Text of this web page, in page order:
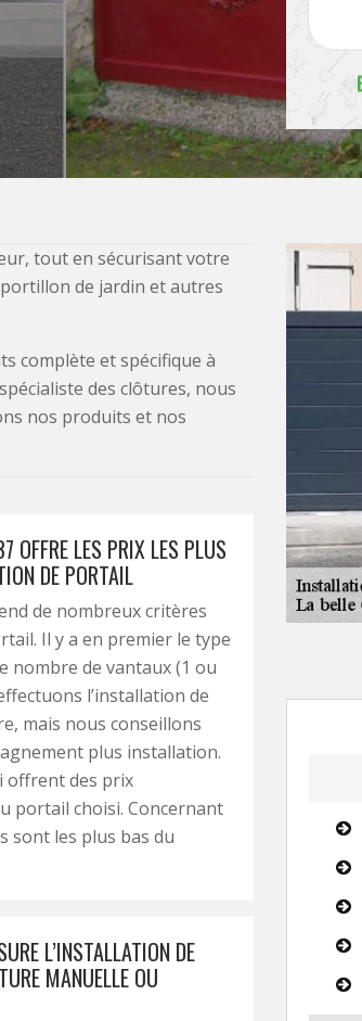
tout en sécurisant votre
de jardin et autres
complète et spécifique à
des clôtures, nous
nos produits et nos
OFFRE LES PRIX LES PLUS
DE PORTAIL
de nombreux critères
Il y a en premier le type
nombre de vantaux (1 ou
l’installation de
mais nous conseillons
plus installation.
offrent des prix
portail choisi. Concernant
sont les plus bas du
L’INSTALLATION DE
MANUELLE OU